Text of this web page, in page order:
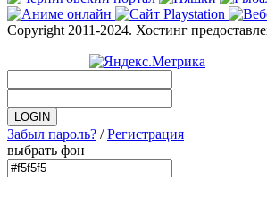
Copyright 2011-2024. Хостинг
Забыл пароль? /Регистрация
выбрать фон